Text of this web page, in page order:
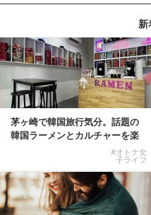
新
茅ヶ崎で韓国旅行気分。話題の
韓国ラーメンとカルチャーを楽
#オトナ女
子ライフ